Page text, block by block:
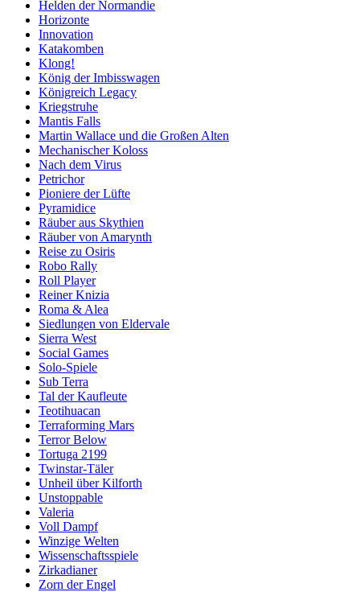
Helden der Normandie
Horizonte
Innovation
Katakomben
Klong!
König der Imbisswagen
Königreich Legacy
Kriegstruhe
Mantis Falls
Martin Wallace und die Großen Alten
Mechanischer Koloss
Nach dem Virus
Petrichor
Pioniere der Lüfte
Pyramidice
Räuber aus Skythien
Räuber von Amarynth
Reise zu Osiris
Robo Rally
Roll Player
Reiner Knizia
Roma & Alea
Siedlungen von Eldervale
Sierra West
Social Games
Solo-Spiele
Sub Terra
Tal der Kaufleute
Teotihuacan
Terraforming Mars
Terror Below
Tortuga 2199
Twinstar-Täler
Unheil über Kilforth
Unstoppable
Valeria
Voll Dampf
Winzige Welten
Wissenschaftsspiele
Zirkadianer
Zorn der Engel